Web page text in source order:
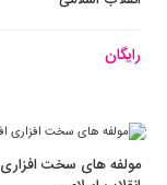
رایگان